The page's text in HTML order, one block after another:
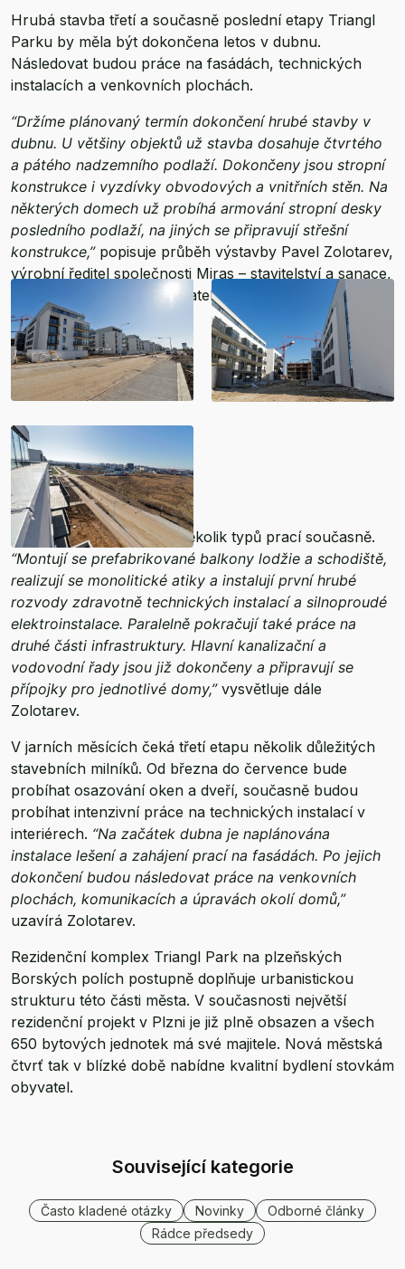
Hrubá stavba třetí a současně poslední etapy Triangl
Parku by měla být dokončena letos v dubnu.
Následovat budou práce na fasádách, technických
instalacích a venkovních plochách.
“Držíme plánovaný termín dokončení hrubé stavby v
dubnu. U většiny objektů už stavba dosahuje čtvrtého
a pátého nadzemního podlaží. Dokončeny jsou stropní
konstrukce i vyzdívky obvodových a vnitřních stěn. Na
některých domech už probíhá armování stropní desky
posledního podlaží, na jiných se připravují střešní
konstrukce,”popisuje průběh výstavby Pavel Zolotarev,
výrobní ředitel společnosti Miras – stavitelství a sanace,
která je generálním dodavatelem celé stavby.
Na stavbě nyní probíhá několik typů prací současně.
“Montují se prefabrikované balkony lodžie a schodiště,
realizují se monolitické atiky a instalují první hrubé
rozvody zdravotně technických instalací a silnoproudé
elektroinstalace. Paralelně pokračují také práce na
druhé části infrastruktury. Hlavní kanalizační a
vodovodní řady jsou již dokončeny a připravují se
přípojky pro jednotlivé domy,”vysvětluje dále
Zolotarev.
V jarních měsících čeká třetí etapu několik důležitých
stavebních milníků. Od března do července bude
probíhat osazování oken a dveří, současně budou
probíhat intenzivní práce na technických instalací v
interiérech. “Na začátek dubna je naplánována
instalace lešení a zahájení prací na fasádách. Po jejich
dokončení budou následovat práce na venkovních
plochách, komunikacích a úpravách okolí domů,”
uzavírá Zolotarev.
Rezidenční komplex Triangl Park na plzeňských
Borských polích postupně doplňuje urbanistickou
strukturu této části města. V současnosti největší
rezidenční projekt v Plzni je již plně obsazen a všech
650 bytových jednotek má své majitele. Nová městská
čtvrť tak v blízké době nabídne kvalitní bydlení stovkám
obyvatel.
Související kategorie
Často kladené otázky Novinky
Odborné články
Rádce předsedy